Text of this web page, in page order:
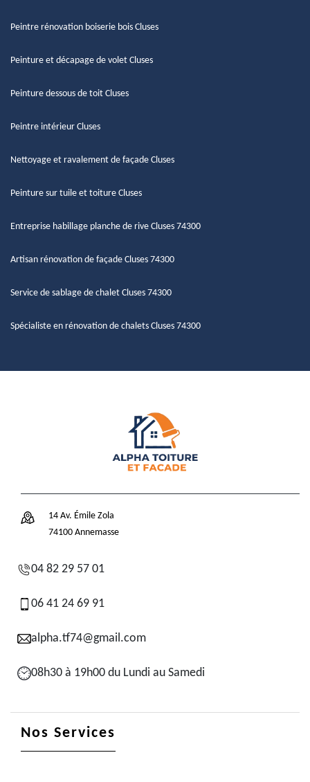
Peintre rénovation boiserie bois Cluses
Peinture et décapage de volet Cluses
Peinture dessous de toit Cluses
Peintre intérieur Cluses
Nettoyage et ravalement de façade Cluses
Peinture sur tuile et toiture Cluses
Entreprise habillage planche de rive Cluses 74300
Artisan rénovation de façade Cluses 74300
Service de sablage de chalet Cluses 74300
Spécialiste en rénovation de chalets Cluses 74300
14 Av. Émile Zola
74100 Annemasse
04 82 29 57 01
06 41 24 69 91
alpha.tf74@gmail.com
08h30 à 19h00 du Lundi au Samedi
Nos Services